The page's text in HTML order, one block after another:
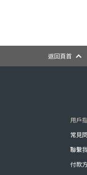
返回頁首
用戶
常見
聯繫
付款